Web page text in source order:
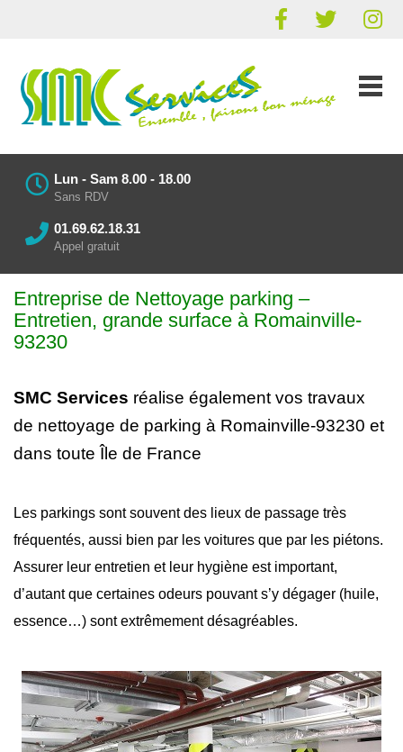
Lun - Sam 8.00 - 18.00
Sans RDV
01.69.62.18.31
Appel gratuit
Entreprise de Nettoyage parking –
Entretien, grande surface à Romainville-
93230
SMC Services réalise également vos travaux
de nettoyage de parking à Romainville-93230 et
dans toute Île de France
Les parkings sont souvent des lieux de passage très
fréquentés, aussi bien par les voitures que par les piétons.
Assurer leur entretien et leur hygiène est important,
d’autant que certaines odeurs pouvant s’y dégager (huile,
essence…) sont extrêmement désagréables.